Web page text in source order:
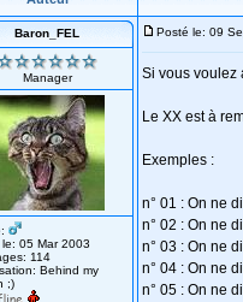
Baron_FEL
Manager
le: 05 Mar 2003
114
Behind my
;)
Posté le: 09
Si vous voulez
Le XX est à
Exemples :
n° 01 : On ne
n° 02 : On ne
n° 03 : On ne
n° 04 : On ne
n° 05 : On ne